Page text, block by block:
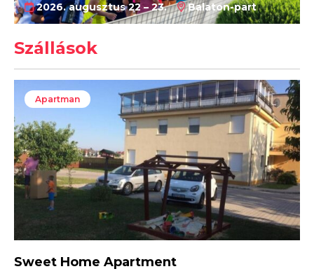
2026. augusztus 22 – 23. Balaton-part
Szállások
Apartman
Sweet Home Apartment